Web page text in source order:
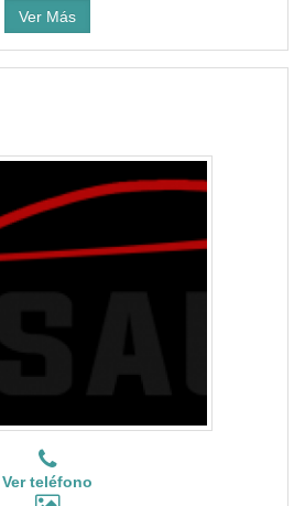
Ver Más
Ver teléfono